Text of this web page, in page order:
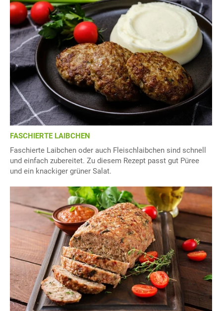
FASCHIERTE LAIBCHEN
Faschierte Laibchen oder auch Fleischlaibchen sind schnell
und einfach zubereitet. Zu diesem Rezept passt gut Püree
und ein knackiger grüner Salat.